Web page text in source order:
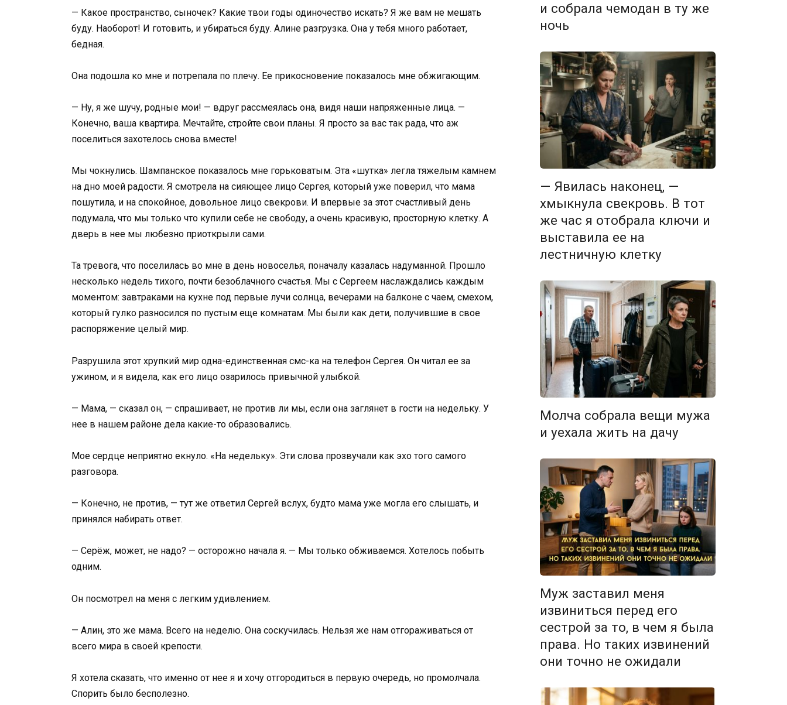
— Какое пространство, сыночек? Какие твои годы одиночество искать? Я же вам не мешать
буду. Наоборот! И готовить, и убираться буду. Алине разгрузка. Она у тебя много работает,
бедная.
Она подошла ко мне и потрепала по плечу. Ее прикосновение показалось мне обжигающим.
— Ну, я же шучу, родные мои! — вдруг рассмеялась она, видя наши напряженные лица. —
Конечно, ваша квартира. Мечтайте, стройте свои планы. Я просто за вас так рада, что аж
поселиться захотелось снова вместе!
Мы чокнулись. Шампанское показалось мне горьковатым. Эта «шутка» легла тяжелым камнем
на дно моей радости. Я смотрела на сияющее лицо Сергея, который уже поверил, что мама
пошутила, и на спокойное, довольное лицо свекрови. И впервые за этот счастливый день
подумала, что мы только что купили себе не свободу, а очень красивую, просторную клетку. А
дверь в нее мы любезно приоткрыли сами.
Та тревога, что поселилась во мне в день новоселья, поначалу казалась надуманной. Прошло
несколько недель тихого, почти безоблачного счастья. Мы с Сергеем наслаждались каждым
моментом: завтраками на кухне под первые лучи солнца, вечерами на балконе с чаем, смехом,
который гулко разносился по пустым еще комнатам. Мы были как дети, получившие в свое
распоряжение целый мир.
Разрушила этот хрупкий мир одна-единственная смс-ка на телефон Сергея. Он читал ее за
ужином, и я видела, как его лицо озарилось привычной улыбкой.
— Мама, — сказал он, — спрашивает, не против ли мы, если она заглянет в гости на недельку. У
нее в нашем районе дела какие-то образовались.
Мое сердце неприятно екнуло. «На недельку». Эти слова прозвучали как эхо того самого
разговора.
— Конечно, не против, — тут же ответил Сергей вслух, будто мама уже могла его слышать, и
принялся набирать ответ.
— Серёж, может, не надо? — осторожно начала я. — Мы только обживаемся. Хотелось побыть
одним.
Он посмотрел на меня с легким удивлением.
— Алин, это же мама. Всего на неделю. Она соскучилась. Нельзя же нам отгораживаться от
всего мира в своей крепости.
Я хотела сказать, что именно от нее я и хочу отгородиться в первую очередь, но промолчала.
Спорить было бесполезно.
и собрала чемодан в ту же
ночь
— Явилась наконец, —
хмыкнула свекровь. В тот
же час я отобрала ключи и
выставила ее на
лестничную клетку
Молча собрала вещи мужа
и уехала жить на дачу
Муж заставил меня
извиниться перед его
сестрой за то, в чем я была
права. Но таких извинений
они точно не ожидали